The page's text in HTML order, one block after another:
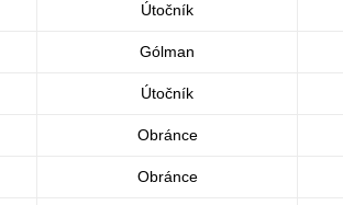
Útočník
Gólman
Útočník
Obránce
Obránce